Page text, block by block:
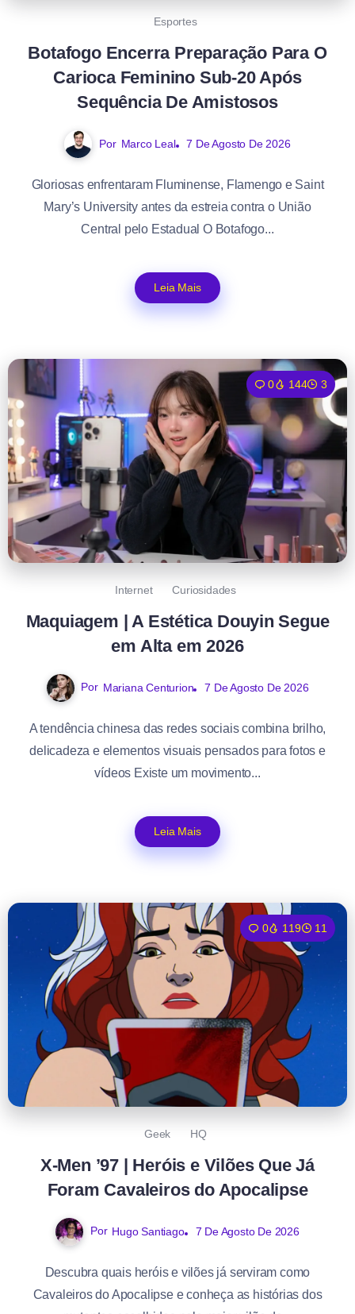
Esportes
Botafogo Encerra Preparação Para O
Carioca Feminino Sub-20 Após
Sequência De Amistosos
Por Marco Leal 7 De Agosto De 2026
Gloriosas enfrentaram Fluminense, Flamengo e Saint
Mary’s University antes da estreia contra o União
Central pelo Estadual O Botafogo...
Leia Mais
0 144 3
Internet Curiosidades
Maquiagem | A Estética Douyin Segue
em Alta em 2026
Por Mariana Centurion 7 De Agosto De 2026
A tendência chinesa das redes sociais combina brilho,
delicadeza e elementos visuais pensados para fotos e
vídeos Existe um movimento...
Leia Mais
0 119 11
Geek HQ
X-Men ’97 | Heróis e Vilões Que Já
Foram Cavaleiros do Apocalipse
Por Hugo Santiago 7 De Agosto De 2026
Descubra quais heróis e vilões já serviram como
Cavaleiros do Apocalipse e conheça as histórias dos